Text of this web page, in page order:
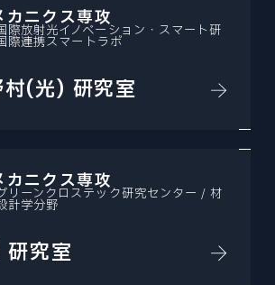
カニクス専攻
際放射光イノベーション・スマート研
際連携スマートラボ
(光) 研究室
カニクス専攻
リーンクロステック研究センター / 材
計学分野
究室